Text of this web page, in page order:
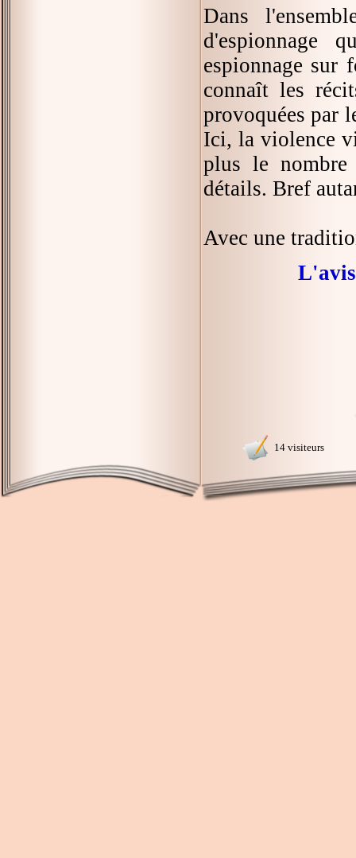
Dans
d'espionnage
espionnage sur
connaît les
provoquées par
Ici, la violence
plus le
détails. Bref
Avec une
14 visiteurs